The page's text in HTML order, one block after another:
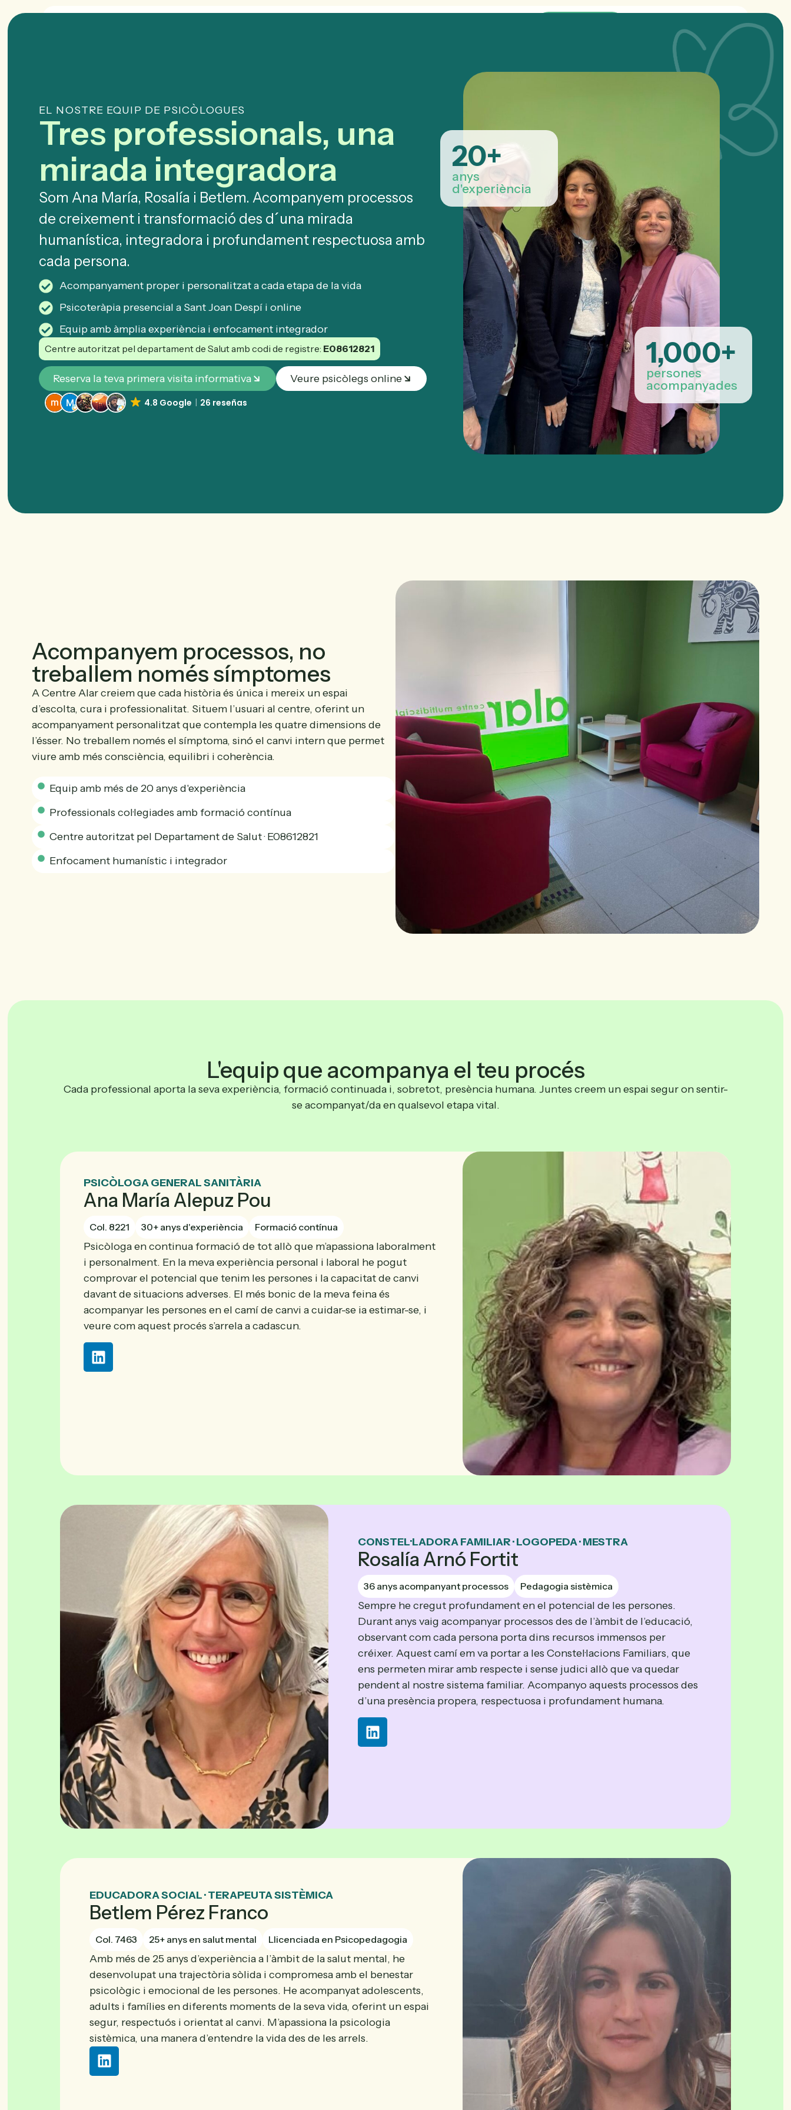
EL NOSTRE EQUIP DE PSICÒLOGUES
Tres professionals, una
mirada integradora
Som Ana María, Rosalía i Betlem. Acompanyem processos
de creixement i transformació des d´una mirada
humanística, integradora i profundament respectuosa amb
cada persona.
Acompanyament proper i personalitzat a cada etapa de la vida
Psicoteràpia presencial a Sant Joan Despí i online
Equip amb àmplia experiència i enfocament integrador
Centre autoritzat pel departament de Salut amb codi de registre: E08612821
Reserva la teva primera visita informativa Veure psicòlegs online
4.8 Google 26 reseñas
anys
d'experiència
20+
persones
acompanyades
1,000+
Acompanyem processos, no
treballem només símptomes
A Centre Alar creiem que cada història és única i mereix un espai
d’escolta, cura i professionalitat. Situem l’usuari al centre, oferint un
acompanyament personalitzat que contempla les quatre dimensions de
l’ésser. No treballem només el símptoma, sinó el canvi intern que permet
viure amb més consciència, equilibri i coherència.
Equip amb més de 20 anys d'experiència
Professionals col·legiades amb formació contínua
Centre autoritzat pel Departament de Salut · E08612821
Enfocament humanístic i integrador
L'equip que acompanya el teu procés
Cada professional aporta la seva experiència, formació continuada i, sobretot, presència humana. Juntes creem un espai segur on sentir-
se acompanyat/da en qualsevol etapa vital.
PSICÒLOGA GENERAL SANITÀRIA
Ana María Alepuz Pou
Col. 8221 30+ anys d'experiència Formació contínua
Psicòloga en continua formació de tot allò que m’apassiona laboralment
i personalment. En la meva experiència personal i laboral he pogut
comprovar el potencial que tenim les persones i la capacitat de canvi
davant de situacions adverses. El més bonic de la meva feina és
acompanyar les persones en el camí de canvi a cuidar-se ia estimar-se, i
veure com aquest procés s’arrela a cadascun.
CONSTEL·LADORA FAMILIAR · LOGOPEDA · MESTRA
Rosalía Arnó Fortit
36 anys acompanyant processos Pedagogia sistèmica
Sempre he cregut profundament en el potencial de les persones.
Durant anys vaig acompanyar processos des de l’àmbit de l’educació,
observant com cada persona porta dins recursos immensos per
créixer. Aquest camí em va portar a les Constel·lacions Familiars, que
ens permeten mirar amb respecte i sense judici allò que va quedar
pendent al nostre sistema familiar. Acompanyo aquests processos des
d’una presència propera, respectuosa i profundament humana.
EDUCADORA SOCIAL · TERAPEUTA SISTÈMICA
Betlem Pérez Franco
Col. 7463 25+ anys en salut mental Llicenciada en Psicopedagogia
Amb més de 25 anys d’experiència a l’àmbit de la salut mental, he
desenvolupat una trajectòria sòlida i compromesa amb el benestar
psicològic i emocional de les persones. He acompanyat adolescents,
adults i famílies en diferents moments de la seva vida, oferint un espai
segur, respectuós i orientat al canvi. M’apassiona la psicologia
sistèmica, una manera d’entendre la vida des de les arrels.